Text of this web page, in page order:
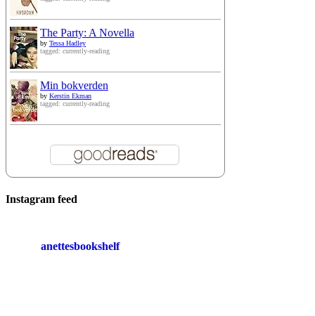
The Party: A Novella
by Tessa Hadley
tagged: currently-reading
Min bokverden
by Kerstin Ekman
tagged: currently-reading
Instagram feed
anettesbookshelf